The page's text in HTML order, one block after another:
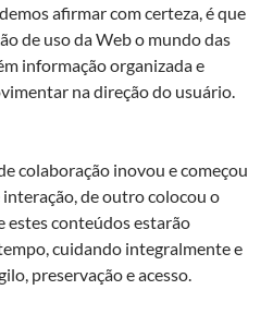
afirmar com certeza, é que
de uso da Web o mundo das
informação organizada e
na direção do usuário.
colaboração inovou e começou
de outro colocou o
estes conteúdos estarão
cuidando integralmente e
preservação e acesso.